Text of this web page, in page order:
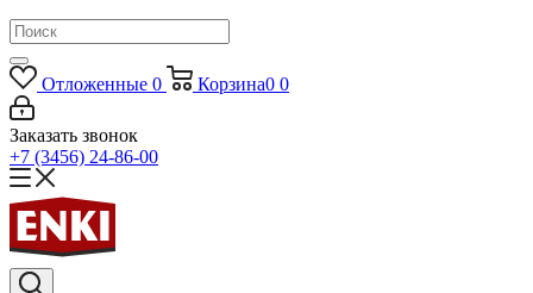
Отложенные 0 Корзина0 0
Заказать звонок
+7 (3456) 24-86-00